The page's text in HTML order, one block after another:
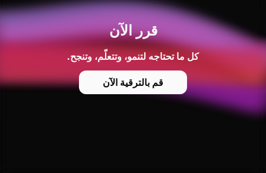
قرر الآن
كل ما تحتاجه لتنمو، وتتعلّم، وتنجح.
قم بالترقية الآن